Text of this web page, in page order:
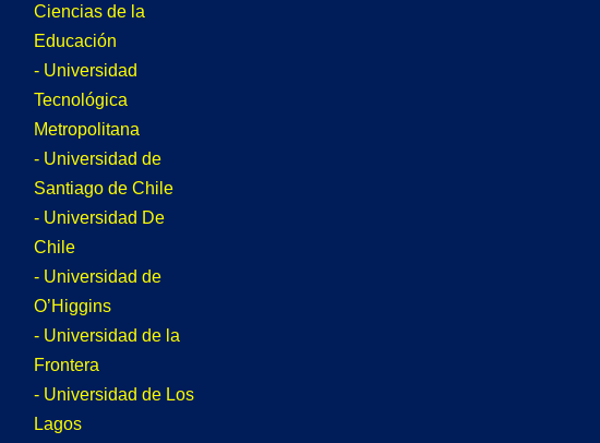
Ciencias de la
Educación
- Universidad
Tecnológica
Metropolitana
- Universidad de
Santiago de Chile
- Universidad De
Chile
- Universidad de
O’Higgins
- Universidad de la
Frontera
- Universidad de Los
Lagos